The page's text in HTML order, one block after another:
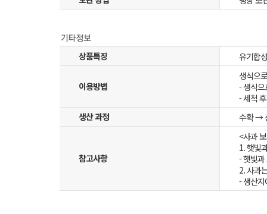
상품특징 유기합
이용방법
생식으
- 생식으
- 세척
생산 과정
수확 →
참고사항
<사과
1. 햇빛
- 햇빛
2. 사과
- 생산